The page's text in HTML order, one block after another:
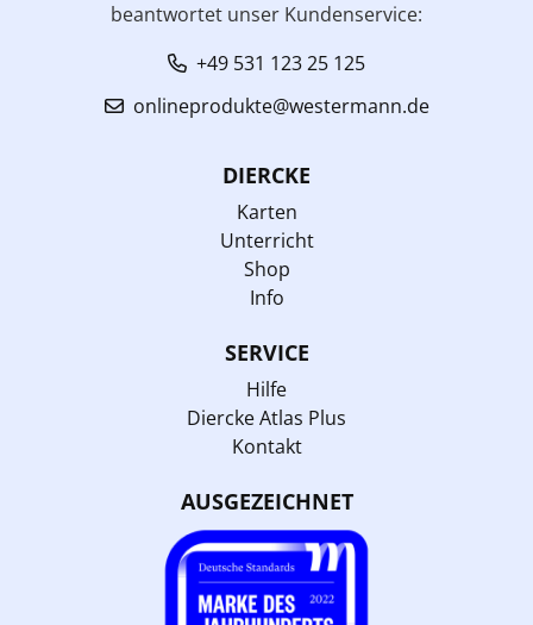
beantwortet unser Kundenservice:
+49 531 123 25 125
onlineprodukte@westermann.de
DIERCKE
Karten
Unterricht
Shop
Info
SERVICE
Hilfe
Diercke Atlas Plus
Kontakt
AUSGEZEICHNET